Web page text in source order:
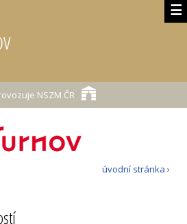
☰
NSZM ČR
úvodní stránka ›